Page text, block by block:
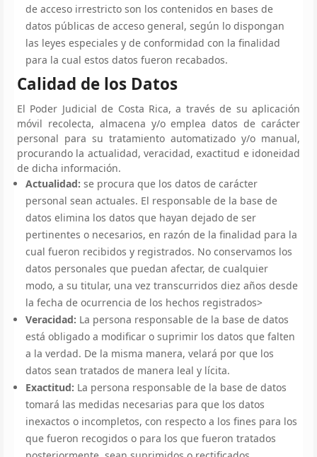
de acceso irrestricto son los contenidos en bases de
datos públicas de acceso general, según lo dispongan
las leyes especiales y de conformidad con la finalidad
para la cual estos datos fueron recabados.
Calidad de los Datos
El Poder Judicial de Costa Rica, a través de su aplicación
móvil recolecta, almacena y/o emplea datos de carácter
personal para su tratamiento automatizado y/o manual,
procurando la actualidad, veracidad, exactitud e idoneidad
de dicha información.
Actualidad: se procura que los datos de carácter
personal sean actuales. El responsable de la base de
datos elimina los datos que hayan dejado de ser
pertinentes o necesarios, en razón de la finalidad para la
cual fueron recibidos y registrados. No conservamos los
datos personales que puedan afectar, de cualquier
modo, a su titular, una vez transcurridos diez años desde
la fecha de ocurrencia de los hechos registrados>
Veracidad: La persona responsable de la base de datos
está obligado a modificar o suprimir los datos que falten
a la verdad. De la misma manera, velará por que los
datos sean tratados de manera leal y lícita.
Exactitud: La persona responsable de la base de datos
tomará las medidas necesarias para que los datos
inexactos o incompletos, con respecto a los fines para los
que fueron recogidos o para los que fueron tratados